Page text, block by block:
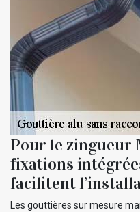
Pour le zingueur
fixations
facilitent
Les gouttières sur mesure